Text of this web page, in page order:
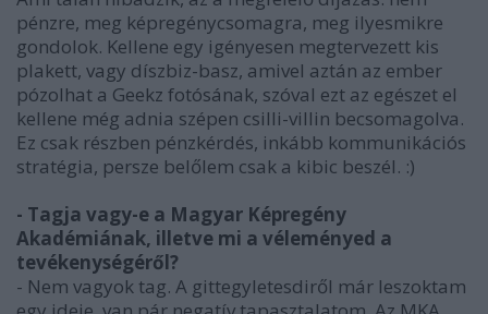
pénzre, meg képregénycsomagra, meg ilyesmikre
gondolok. Kellene egy igényesen megtervezett kis
plakett, vagy díszbiz-basz, amivel aztán az ember
pózolhat a Geekz fotósának, szóval ezt az egészet el
kellene még adnia szépen csilli-villin becsomagolva.
Ez csak részben pénzkérdés, inkább kommunikációs
stratégia, persze belőlem csak a kibic beszél. :)
- Tagja vagy-e a Magyar Képregény
Akadémiának, illetve mi a véleményed a
tevékenységéről?
- Nem vagyok tag. A gittegyletesdiről már leszoktam